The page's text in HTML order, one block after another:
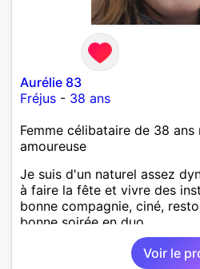
Aurélie 83
Fréjus - 38 ans
Femme célibataire de 38
amoureuse
Je suis d'un naturel assez
à faire la fête et vivre des
bonne compagnie, ciné,
bonne soirée en duo.
Voir le